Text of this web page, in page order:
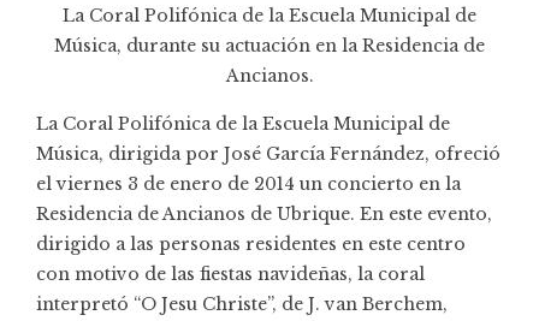
La Coral Polifónica de la Escuela Municipal de
Música, durante su actuación en la Residencia de
Ancianos.
La Coral Polifónica de la Escuela Municipal de
Música, dirigida por José García Fernández, ofreció
el viernes 3 de enero de 2014 un concierto en la
Residencia de Ancianos de Ubrique. En este evento,
dirigido a las personas residentes en este centro
con motivo de las fiestas navideñas, la coral
interpretó “O Jesu Christe”, de J. van Berchem,